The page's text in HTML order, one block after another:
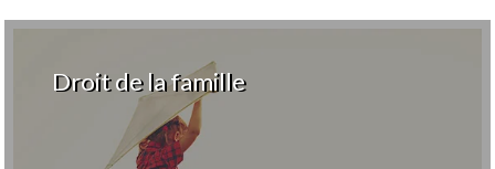
Droit de la famille